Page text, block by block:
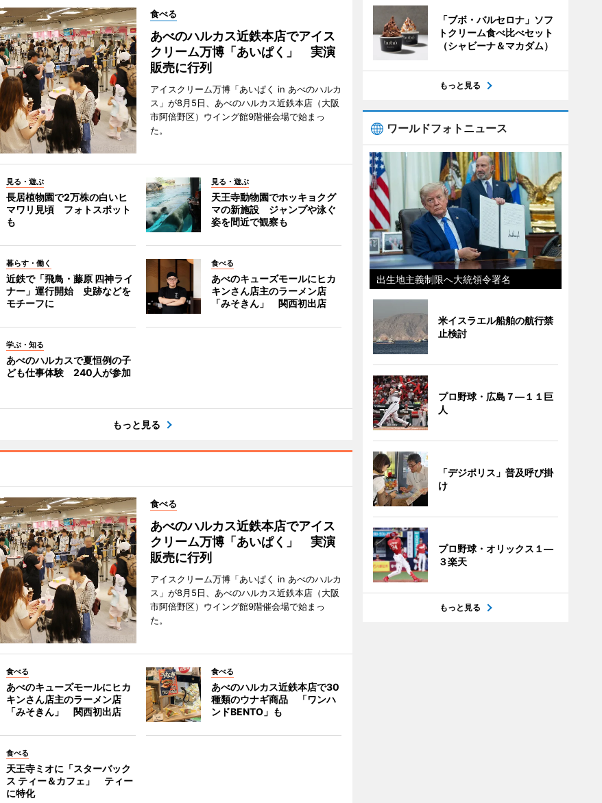
食べる
あべのハルカス近鉄本店でアイス
クリーム万博「あいぱく」 実演
販売に行列
アイスクリーム万博「あいぱく in あべのハルカ
ス」が8月5日、あべのハルカス近鉄本店（大阪
市阿倍野区）ウイング館9階催会場で始まっ
た。
見る・遊ぶ
長居植物園で2万株の白いヒ
マワリ見頃 フォトスポット
も
見る・遊ぶ
天王寺動物園でホッキョクグ
マの新施設 ジャンプや泳ぐ
姿を間近で観察も
暮らす・働く
近鉄で「飛鳥・藤原 四神ライ
ナー」運行開始 史跡などを
モチーフに
食べる
あべのキューズモールにヒカ
キンさん店主のラーメン店
「みそきん」 関西初出店
学ぶ・知る
あべのハルカスで夏恒例の子
ども仕事体験 240人が参加
もっと見る
食べる
あべのハルカス近鉄本店でアイス
クリーム万博「あいぱく」 実演
販売に行列
アイスクリーム万博「あいぱく in あべのハルカ
ス」が8月5日、あべのハルカス近鉄本店（大阪
市阿倍野区）ウイング館9階催会場で始まっ
た。
食べる
あべのキューズモールにヒカ
キンさん店主のラーメン店
「みそきん」 関西初出店
食べる
あべのハルカス近鉄本店で30
種類のウナギ商品 「ワンハ
ンドBENTO」も
食べる
天王寺ミオに「スターバック
ス ティー＆カフェ」 ティー
に特化
「ブボ・バルセロナ」ソフ
トクリーム食べ比べセット
（シャビーナ＆マカダム）
もっと見る
ワールドフォトニュース
出生地主義制限へ大統領令署名
米イスラエル船舶の航行禁
止検討
プロ野球・広島７―１１巨
人
「デジポリス」普及呼び掛
け
プロ野球・オリックス１―
３楽天
もっと見る